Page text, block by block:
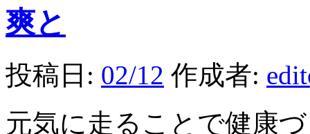
爽と
投稿日: 02/12 作成者:
元気に走ることで健康